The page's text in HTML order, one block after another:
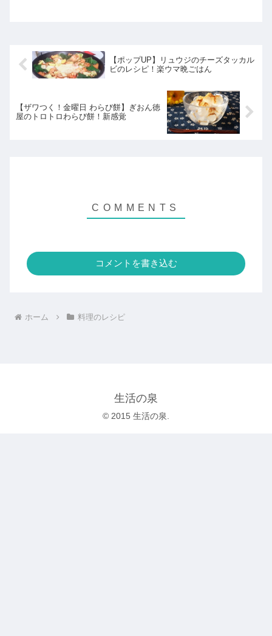
【ポップUP】リュウジのチーズタッカル
ビのレシピ！楽ウマ晩ごはん
【ザワつく！金曜日 わらび餅】ぎおん徳
屋のトロトロわらび餅！新感覚
コメントを書き込む
ホーム 料理のレシピ
生活の泉
© 2015 生活の泉.